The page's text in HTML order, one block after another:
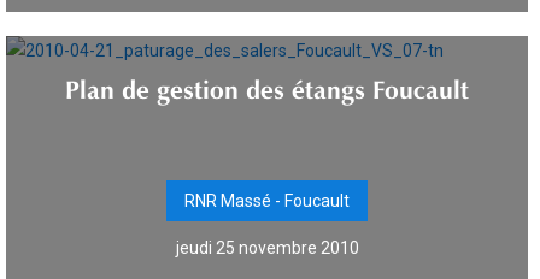
Plan de gestion des étangs Foucault
RNR Massé - Foucault
jeudi 25 novembre 2010